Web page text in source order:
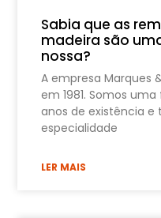
Sabia que as
madeira são
nossa?
A empresa Marques
em 1981. Somos
anos de existência
especialidade
LER MAIS